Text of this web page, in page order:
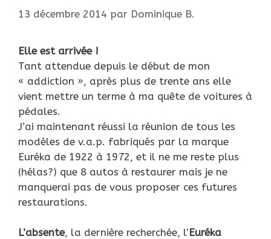
13 décembre 2014 par Dominique B.
Elle est arrivée !
Tant attendue depuis le début de mon
« addiction », après plus de trente ans elle
vient mettre un terme à ma quête de voitures à
pédales.
J’ai maintenant réussi la réunion de tous les
modèles de v.a.p. fabriqués par la marque
Euréka de 1922 à 1972, et il ne me reste plus
(hélas?) que 8 autos à restaurer mais je ne
manquerai pas de vous proposer ces futures
restaurations.
L’absente, la dernière recherchée, l’Euréka